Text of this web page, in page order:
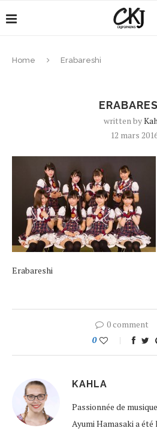
Home Erabareshi
written by
12 mars
Erabareshi
0 comment
0
KAHLA
Passionnée de
Ayumi Hamasaki a